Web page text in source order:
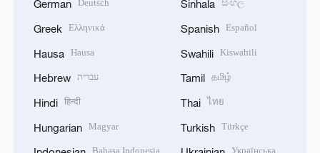
German
Greek Ελληνικά
Hausa Hausa
Hebrew עברית
Hindi हिन्दी
Hungarian Magyar
Sinhala
Spanish Español
Swahili Kiswahili
Tamil தமிழ்
Thai ไทย
Turkish Türkçe